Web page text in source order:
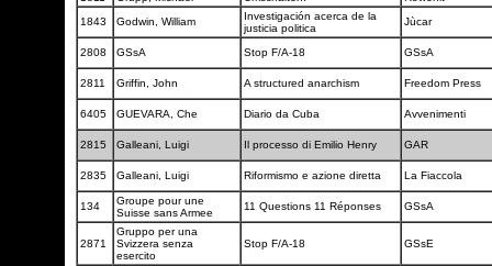
1843
Godwin, William
Investigación acerca de la
justicia politica
Jùcar
2808 GSsA Stop F/A-18 GSsA
2811 Griffin, John A structured anarchism Freedom Press
6405 GUEVARA, Che Diario da Cuba Avvenimenti
2815 Galleani, Luigi Il processo di Emilio Henry GAR
2835 Galleani, Luigi Riformismo e azione diretta La Fiaccola
134
Groupe pour une
Suisse sans Armee
11 Questions 11 Réponses GSsA
2871
Gruppo per una
Svizzera senza
esercito
Stop F/A-18 GSsE